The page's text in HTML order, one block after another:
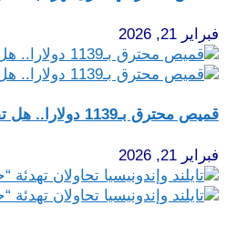
فبراير 21, 2026
قميص محترق بـ1139 دولارا.. هل تفقد الموضة عقلها؟
فبراير 21, 2026